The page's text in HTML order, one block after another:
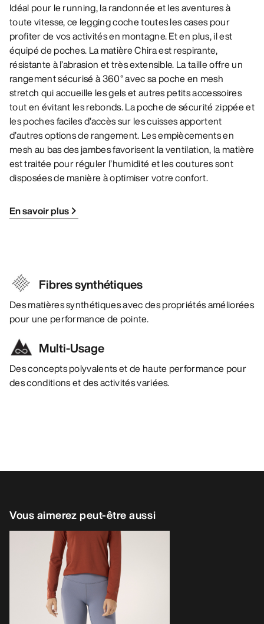
Idéal pour le running, la randonnée et les aventures à
toute vitesse, ce legging coche toutes les cases pour
profiter de vos activités en montagne. Et en plus, il est
équipé de poches. La matière Chira est respirante,
résistante à l’abrasion et très extensible. La taille offre un
rangement sécurisé à 360° avec sa poche en mesh
stretch qui accueille les gels et autres petits accessoires
tout en évitant les rebonds. La poche de sécurité zippée et
les poches faciles d’accès sur les cuisses apportent
d’autres options de rangement. Les empiècements en
mesh au bas des jambes favorisent la ventilation, la matière
est traitée pour réguler l’humidité et les coutures sont
disposées de manière à optimiser votre confort.
En savoir plus
Fibres synthétiques
Des matières synthétiques avec des propriétés améliorées
pour une performance de pointe.
Multi-Usage
Des concepts polyvalents et de haute performance pour
des conditions et des activités variées.
Vous aimerez peut-être aussi